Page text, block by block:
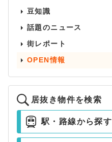
豆知識
話題のニュース
街レポート
OPEN情報
居抜き物件を検索
駅・路線から探す